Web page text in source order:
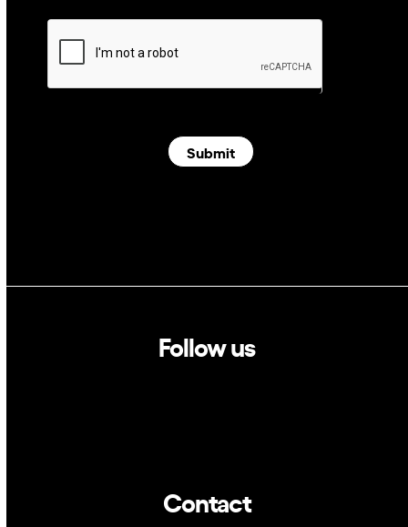
Submit
Follow us
Contact